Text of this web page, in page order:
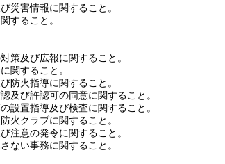
災害情報に関すること。
すること。
策及び広報に関すること。
関すること。
防火指導に関すること。
及び許認可の同意に関すること。
設置指導及び検査に関すること。
火クラブに関すること。
注意の発令に関すること。
ない事務に関すること。